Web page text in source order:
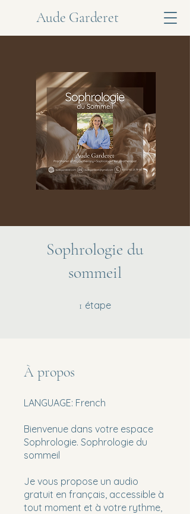
Aude Garderet
Sophrologie du
sommeil
1 étape
À propos
LANGUAGE: French
Bienvenue dans votre espace
Sophrologie. Sophrologie du
sommeil
Je vous propose un audio
gratuit en français, accessible à
tout moment et à votre rythme,